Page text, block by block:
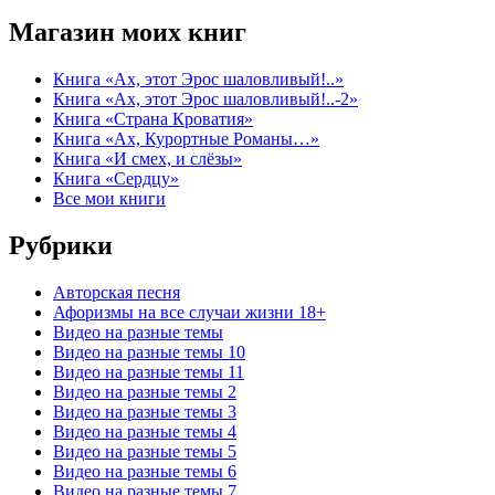
Магазин моих книг
Книга «Ах, этот Эрос шаловливый!..»
Книга «Ах, этот Эрос шаловливый!..-2»
Книга «Страна Кроватия»
Книга «Ах, Курортные Романы…»
Книга «И смех, и слёзы»
Книга «Сердцу»
Все мои книги
Рубрики
Авторская песня
Афоризмы на все случаи жизни 18+
Видео на разные темы
Видео на разные темы 10
Видео на разные темы 11
Видео на разные темы 2
Видео на разные темы 3
Видео на разные темы 4
Видео на разные темы 5
Видео на разные темы 6
Видео на разные темы 7